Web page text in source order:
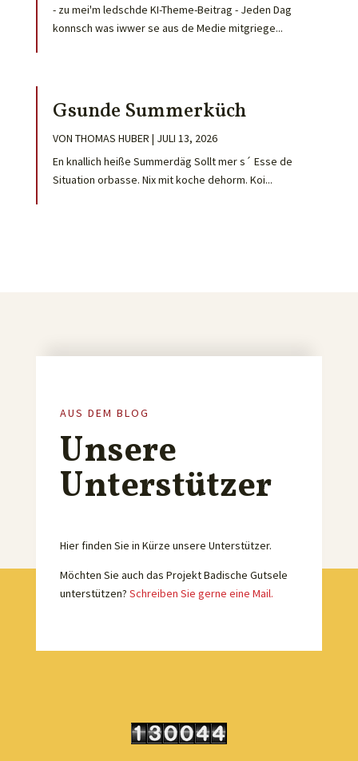
- zu mei'm ledschde KI-Theme-Beitrag - Jeden Dag
konnsch was iwwer se aus de Medie mitgriege...
Gsunde Summerküch
VON THOMAS HUBER | JULI 13, 2026
En knallich heiße Summerdäg Sollt mer s´ Esse de
Situation orbasse. Nix mit koche dehorm. Koi...
AUS DEM BLOG
Unsere
Unterstützer
Hier finden Sie in Kürze unsere Unterstützer.
Möchten Sie auch das Projekt Badische Gutsele
unterstützen? Schreiben Sie gerne eine Mail.